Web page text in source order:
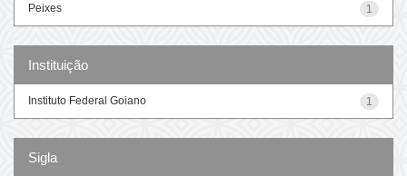
1
Peixes
Instituição
1
Instituto Federal Goiano
Sigla